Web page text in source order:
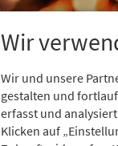
Wir
Wir und unsere
gestalten und
erfasst und
Klicken auf